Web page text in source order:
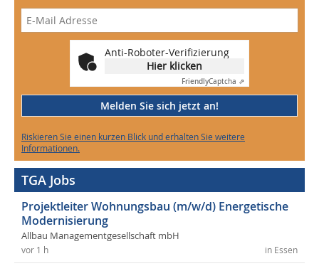
Anti-Roboter-Verifizierung
Hier klicken
FriendlyCaptcha ⇗
Melden Sie sich jetzt an!
Riskieren Sie einen kurzen Blick und erhalten Sie weitere
Informationen.
TGA Jobs
Projektleiter Wohnungsbau (m/w/d) Energetische
Modernisierung
Allbau Managementgesellschaft mbH
in Essen
vor 1 h